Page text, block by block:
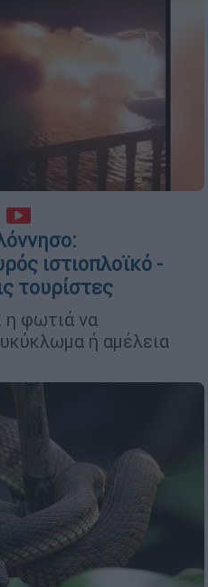
ιστιοπλοϊκό -
τουρίστες
η φωτιά να
ή αμέλεια